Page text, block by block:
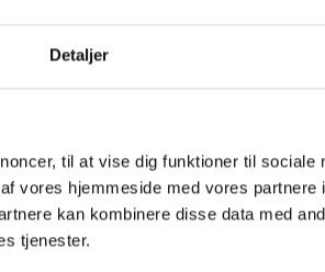
Detaljer
til at vise dig funktioner til sociale
vores hjemmeside med vores partnere
kan kombinere disse data med
tjenester.